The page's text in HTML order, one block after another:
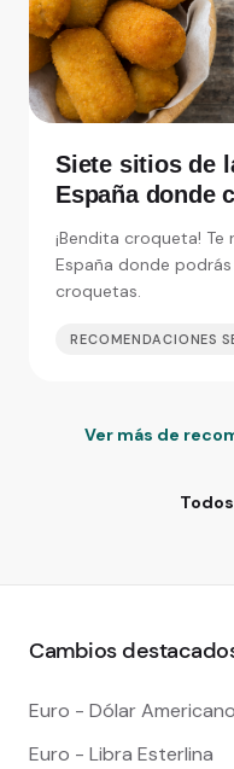
Siete sitios de
España donde
inolvidables
¡Bendita croqueta!
España donde
croquetas.
RECOMENDACIONES
Ver más de
Cambios
Euro - Dólar Americano
Euro - Libra Esterlina